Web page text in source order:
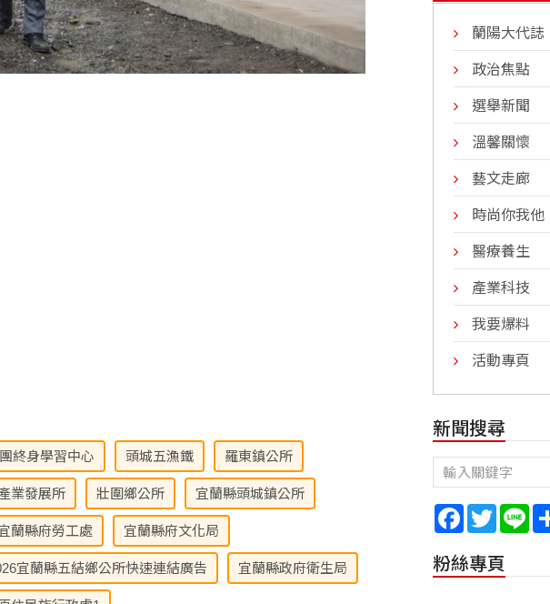
終身學習中心 頭城五漁鐵 羅東鎮公所
業發展所 壯圍鄉公所 宜蘭縣頭城鎮公所
蘭縣府勞工處 宜蘭縣府文化局
宜蘭縣五結鄉公所快速連結廣告 宜蘭縣政府衛生局
蘭陽大代誌
政治焦點
選舉新聞
溫馨關懷
藝文走廊
時尚你我他
醫療養生
產業科技
我要爆料
活動專頁
新聞搜尋
Facebook
TwitterLine
粉絲專頁